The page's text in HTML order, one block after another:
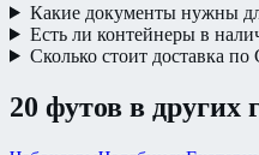
Какие документы нужны
Есть ли контейнеры в
Сколько стоит доставка по
20 футов в других